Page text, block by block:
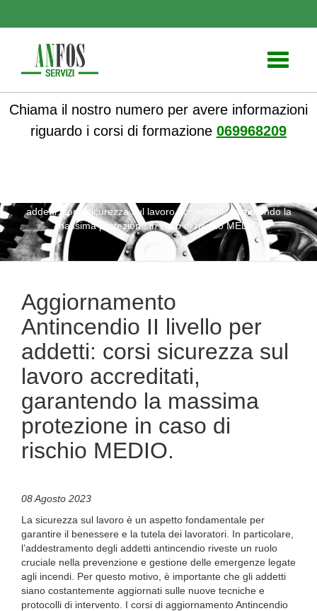
Toggle
Chiama il nostro numero per avere informazioni
riguardo i corsi di formazione 069968209
addetti: corsi sicurezza sul lavoro accreditati, garantendo la
massima protezione in caso di rischio MEDIO.
Aggiornamento
Antincendio II livello per
addetti: corsi sicurezza sul
lavoro accreditati,
garantendo la massima
protezione in caso di
rischio MEDIO.
08 Agosto 2023
La sicurezza sul lavoro è un aspetto fondamentale per
garantire il benessere e la tutela dei lavoratori. In particolare,
l’addestramento degli addetti antincendio riveste un ruolo
cruciale nella prevenzione e gestione delle emergenze legate
agli incendi. Per questo motivo, è importante che gli addetti
siano costantemente aggiornati sulle nuove tecniche e
protocolli di intervento. I corsi di aggiornamento Antincendio